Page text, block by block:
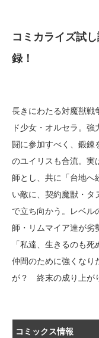
コミカライズ試
録！
長きにわたる対魔獣
ド少女・オルセラ。
闘に参加すべく、鍛錬
のユイリスも合流。実
師とし、共に「台地へ
い敵に、契約魔獣・
で立ち向かう。レベル
師・リムマイア達が
「私達、生きるのも死
仲間のために強くなり
が？ 終末の成り上が
コミックス情報